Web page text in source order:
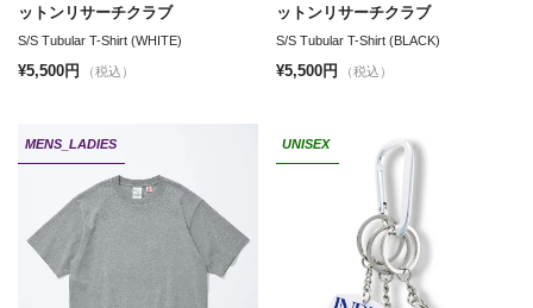
ットンリサーチクラブ
S/S Tubular T-Shirt (WHITE)
¥5,500円 （税込）
ットンリサーチクラブ
S/S Tubular T-Shirt (BLACK)
¥5,500円 （税込）
MENS_LADIES UNISEX